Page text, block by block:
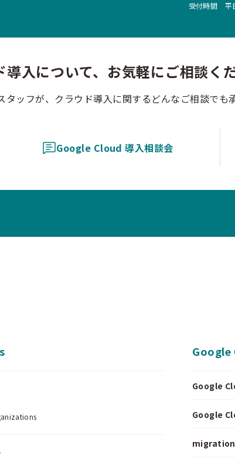
受付時間 平
導入について、お気軽にご相談く
タッフが、クラウド導入に関するどんなご相談でも
Google Cloud 導入相談会
Google
Google
Google